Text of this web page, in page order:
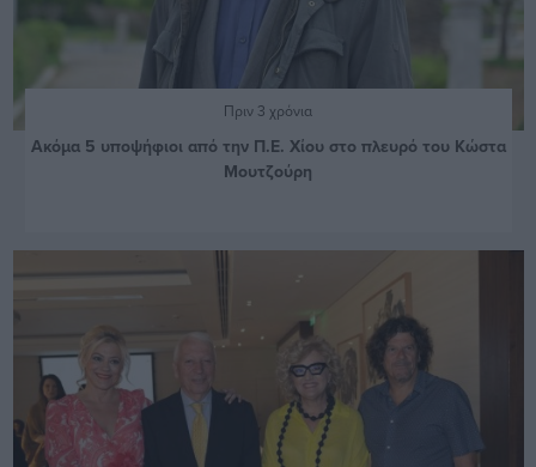
Πριν 3 χρόνια
Ακόμα 5 υποψήφιοι από την Π.Ε. Χίου στο πλευρό του Κώστα
Μουτζούρη